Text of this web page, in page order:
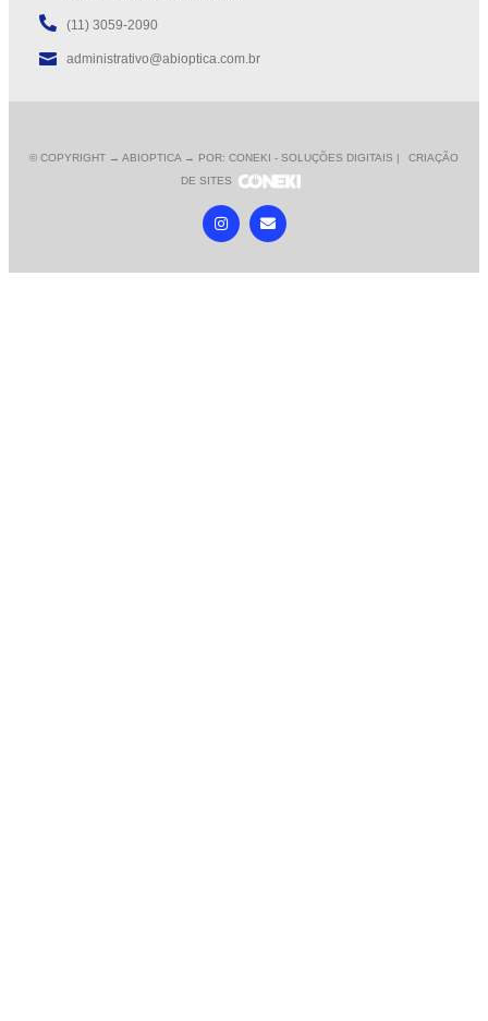
(11) 3059-2090
administrativo@abioptica.com.br
© COPYRIGHT → ABIOPTICA → POR: CONEKI - SOLUÇÕES DIGITAIS |
CRIAÇÃO
DE SITES